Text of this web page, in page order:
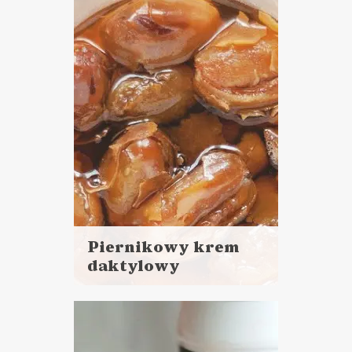
DO CHLEBA
PRZETWORY
POWRÓT DO SZKOŁY ?
Piernikowy krem
daktylowy
więcej